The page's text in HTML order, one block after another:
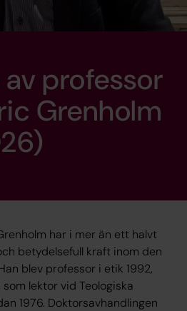
professor
Grenholm
har i mer än ett halvt
betydelsefull kraft inom den
blev professor i etik 1992,
lektor vid Teologiska
1976. Doktorsavhandlingen